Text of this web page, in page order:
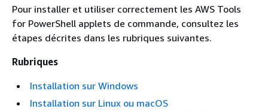
Pour installer et utiliser correctement les AWS Tools
for PowerShell applets de commande, consultez les
étapes décrites dans les rubriques suivantes.
Rubriques
Installation sur Windows
Installation sur Linux ou macOS